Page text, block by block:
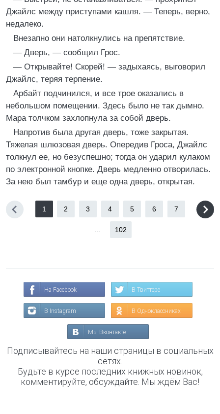
Джайлс между приступами кашля. — Теперь, верно,
недалеко.
Внезапно они натолкнулись на препятствие.
— Дверь, — сообщил Грос.
— Открывайте! Скорей! — задыхаясь, выговорил
Джайлс, теряя терпение.
Арбайт подчинился, и все трое оказались в
небольшом помещении. Здесь было не так дымно.
Мара толчком захлопнула за собой дверь.
Напротив была другая дверь, тоже закрытая.
Тяжелая шлюзовая дверь. Опередив Гроса, Джайлс
толкнул ее, но безуспешно; тогда он ударил кулаком
по электронной кнопке. Дверь медленно отворилась.
За нею был тамбур и еще одна дверь, открытая.
1 2 3 4 5 6 7
102
На Facebook В Твиттере
В Instagram В Одноклассниках
Мы Вконтакте
Подписывайтесь на наши страницы в социальных
сетях.
Будьте в курсе последних книжных новинок,
комментируйте, обсуждайте. Мы ждём Вас!